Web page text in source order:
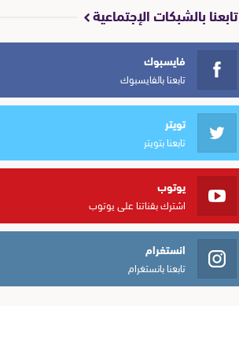
تابعنا بالشبكات الإجتماعية
فايسبوك
تابعنا بالفايسبوك
تويتر
تابعنا بتويتر
يوتوب
اشترك بقناتنا على يوتوب
انستغرام
تابعنا بانستغرام